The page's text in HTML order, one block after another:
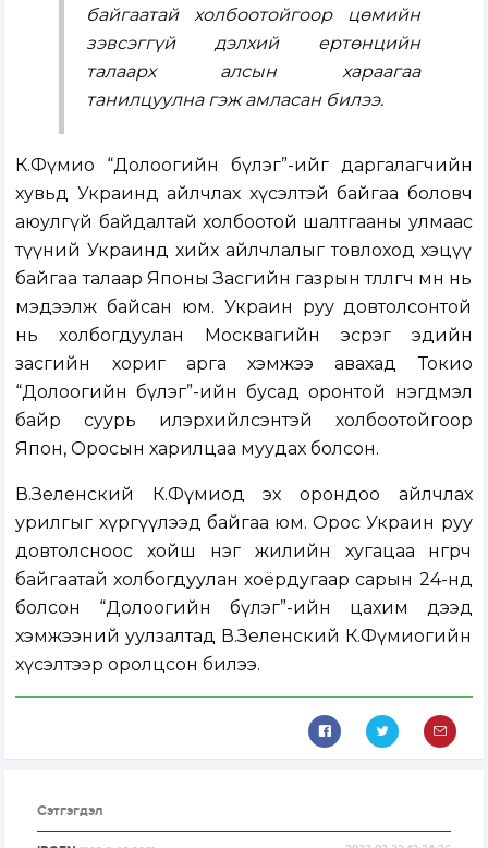
байгаатай холбоотойгоор цөмийн
зэвсэггүй дэлхий ертөнцийн
талаарх алсын хараагаа
танилцуулна гэж амласан билээ.
К.Фүмио “Долоогийн бүлэг”-ийг даргалагчийн
хувьд Украинд айлчлах хүсэлтэй байгаа боловч
аюулгүй байдалтай холбоотой шалтгааны улмаас
түүний Украинд хийх айлчлалыг товлоход хэцүү
байгаа талаар Японы Засгийн газрын төлөөлөгч өмнө нь
мэдээлж байсан юм. Украин руу довтолсонтой
нь холбогдуулан Москвагийн эсрэг эдийн
засгийн хориг арга хэмжээ авахад Токио
“Долоогийн бүлэг”-ийн бусад оронтой нэгдмэл
байр суурь илэрхийлсэнтэй холбоотойгоор
Япон, Оросын харилцаа муудах болсон.
В.Зеленский К.Фүмиод эх орондоо айлчлах
урилгыг хүргүүлээд байгаа юм. Орос Украин руу
довтолсноос хойш нэг жилийн хугацаа өнгөрч
байгаатай холбогдуулан хоёрдугаар сарын 24-нд
болсон “Долоогийн бүлэг”-ийн цахим дээд
хэмжээний уулзалтад В.Зеленский К.Фүмиогийн
хүсэлтээр оролцсон билээ.
Сэтгэгдэл